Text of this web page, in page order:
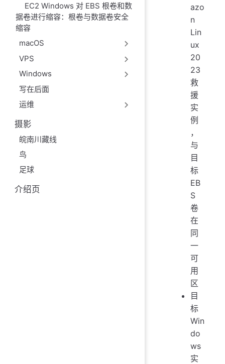
EC2 Windows 对 EBS 根卷和数
据卷进行缩容：根卷与数据卷安全
缩容
macOS
VPS
Windows
写在后面
运维
摄影
皖南川藏线
鸟
足球
介绍页
azo
n
Lin
ux
20
23
救
援
实
例
，
与
目
标
EB
S
卷
在
同
一
可
用
区
目
标
Win
do
ws
实